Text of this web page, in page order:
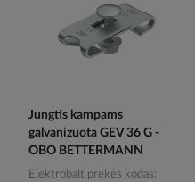
Jungtis kampams
galvanizuota GEV 36 G -
OBO BETTERMANN
Elektrobalt prekės kodas